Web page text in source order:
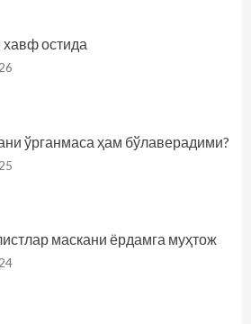
остида
ўрганмаса ҳам бўлаверадими?
маскани ёрдамга муҳтож